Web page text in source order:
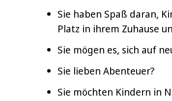
Sie haben Spaß daran,
Platz in ihrem Zuhause
Sie mögen es, sich auf
Sie lieben Abenteuer?
Sie möchten Kindern in